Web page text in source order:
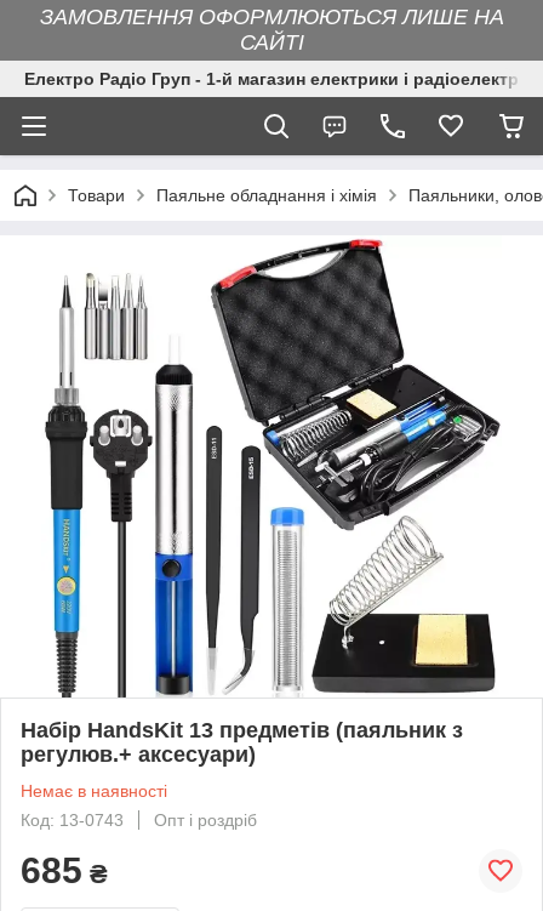
ЗАМОВЛЕННЯ ОФОРМЛЮЮТЬСЯ ЛИШЕ НА
САЙТІ
Електро Радіо Груп - 1-й магазин електрики і
Товари Паяльне обладнання і хімія Паяльники,
Набір HandsKit 13 предметів (паяльник з
регулюв.+ аксесуари)
Немає в наявності
Код: 13-0743
Опт і роздріб
685 ₴